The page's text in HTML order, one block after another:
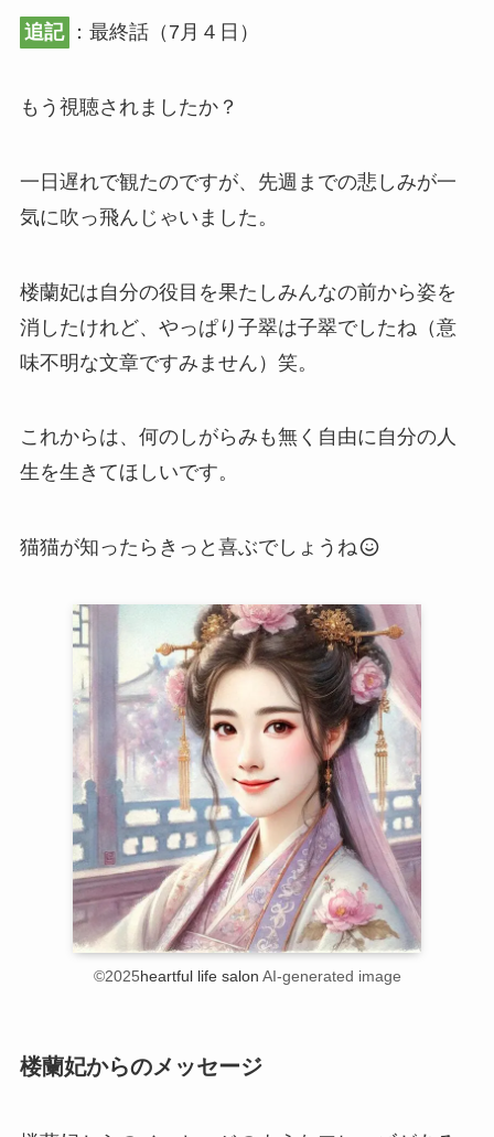
追記 ：最終話（7月４日）
もう視聴されましたか？
一日遅れで観たのですが、先週までの悲しみが一
気に吹っ飛んじゃいました。
楼蘭妃は自分の役目を果たしみんなの前から姿を
消したけれど、やっぱり子翠は子翠でしたね（意
味不明な文章ですみません）笑。
これからは、何のしがらみも無く自由に自分の人
生を生きてほしいです。
猫猫が知ったらきっと喜ぶでしょうね
©2025heartful life salon AI-generated image
楼蘭妃からのメッセージ